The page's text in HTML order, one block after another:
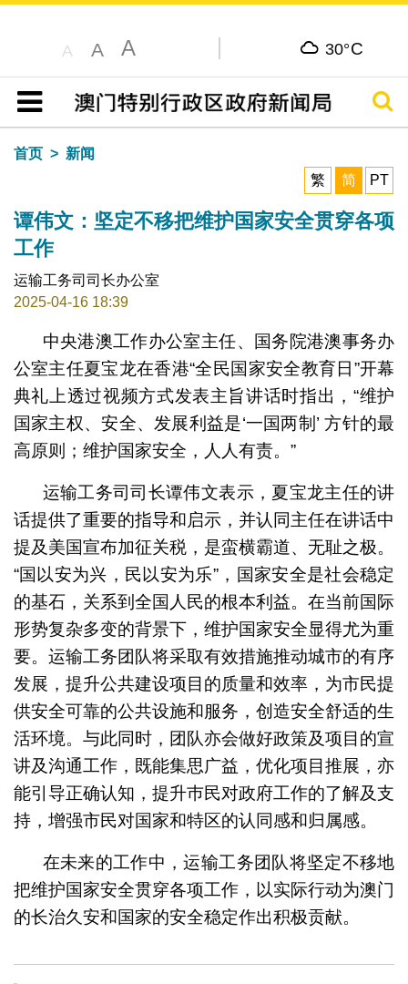
A A A 30°C
目录
搜寻
首页
新闻
繁
简 PT
谭伟文：坚定不移把维护国家安全贯穿各项
工作
运输工务司司长办公室
2025-04-16 18:39
中央港澳工作办公室主任、国务院港澳事务办
公室主任夏宝龙在香港“全民国家安全教育日”开幕
典礼上透过视频方式发表主旨讲话时指出，“维护
国家主权、安全、发展利益是‘一国两制’ 方针的最
高原则；维护国家安全，人人有责。”
运输工务司司长谭伟文表示，夏宝龙主任的讲
话提供了重要的指导和启示，并认同主任在讲话中
提及美国宣布加征关税，是蛮横霸道、无耻之极。
“国以安为兴，民以安为乐”，国家安全是社会稳定
的基石，关系到全国人民的根本利益。在当前国际
形势复杂多变的背景下，维护国家安全显得尤为重
要。运输工务团队将采取有效措施推动城市的有序
发展，提升公共建设项目的质量和效率，为市民提
供安全可靠的公共设施和服务，创造安全舒适的生
活环境。与此同时，团队亦会做好政策及项目的宣
讲及沟通工作，既能集思广益，优化项目推展，亦
能引导正确认知，提升巿民对政府工作的了解及支
持，增强市民对国家和特区的认同感和归属感。
在未来的工作中，运输工务团队将坚定不移地
把维护国家安全贯穿各项工作，以实际行动为澳门
的长治久安和国家的安全稳定作出积极贡献。